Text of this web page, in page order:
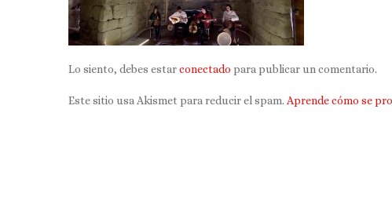
Lo siento, debes estarconectado para publicar un comentario.
Este sitio usa Akismet para reducir el spam. Aprende cómo se